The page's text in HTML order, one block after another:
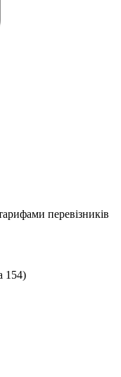
перевізників
154)